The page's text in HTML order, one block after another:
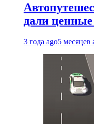
дали
3 года ago5 месяцев